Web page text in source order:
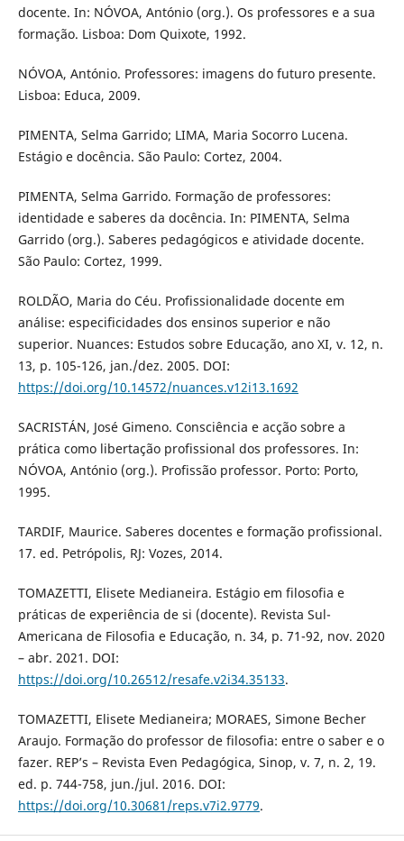
docente. In: NÓVOA, António (org.). Os professores e a sua
formação. Lisboa: Dom Quixote, 1992.
NÓVOA, António. Professores: imagens do futuro presente.
Lisboa: Educa, 2009.
PIMENTA, Selma Garrido; LIMA, Maria Socorro Lucena.
Estágio e docência. São Paulo: Cortez, 2004.
PIMENTA, Selma Garrido. Formação de professores:
identidade e saberes da docência. In: PIMENTA, Selma
Garrido (org.). Saberes pedagógicos e atividade docente.
São Paulo: Cortez, 1999.
ROLDÃO, Maria do Céu. Profissionalidade docente em
análise: especificidades dos ensinos superior e não
superior. Nuances: Estudos sobre Educação, ano XI, v. 12, n.
13, p. 105-126, jan./dez. 2005. DOI:
https://doi.org/10.14572/nuances.v12i13.1692
SACRISTÁN, José Gimeno. Consciência e acção sobre a
prática como libertação profissional dos professores. In:
NÓVOA, António (org.). Profissão professor. Porto: Porto,
1995.
TARDIF, Maurice. Saberes docentes e formação profissional.
17. ed. Petrópolis, RJ: Vozes, 2014.
TOMAZETTI, Elisete Medianeira. Estágio em filosofia e
práticas de experiência de si (docente). Revista Sul-
Americana de Filosofia e Educação, n. 34, p. 71-92, nov. 2020
– abr. 2021. DOI:
https://doi.org/10.26512/resafe.v2i34.35133.
TOMAZETTI, Elisete Medianeira; MORAES, Simone Becher
Araujo. Formação do professor de filosofia: entre o saber e o
fazer. REP’s – Revista Even Pedagógica, Sinop, v. 7, n. 2, 19.
ed. p. 744-758, jun./jul. 2016. DOI:
https://doi.org/10.30681/reps.v7i2.9779.